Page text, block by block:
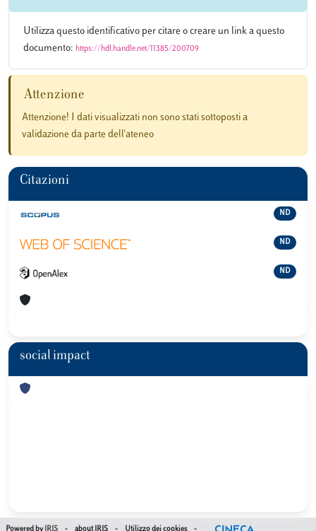
Utilizza questo identificativo per citare o creare un link a questo
documento: https://hdl.handle.net/11385/200709
Attenzione
Attenzione! I dati visualizzati non sono stati sottoposti a
validazione da parte dell'ateneo
Citazioni
ND
ND
ND
social impact
Powered by IRIS - about IRIS - Utilizzo dei cookies -